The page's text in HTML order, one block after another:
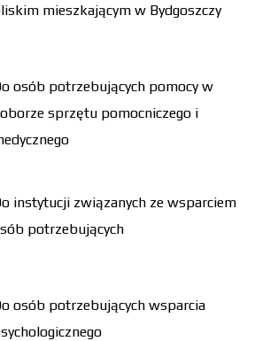
mieszkającym w Bydgoszczy
osób potrzebujących pomocy w
sprzętu pomocniczego i
instytucji związanych ze wsparciem
potrzebujących
osób potrzebujących wsparcia